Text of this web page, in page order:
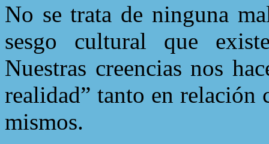
No se trata de ninguna
sesgo cultural que
Nuestras creencias nos
realidad” tanto en relación
mismos.